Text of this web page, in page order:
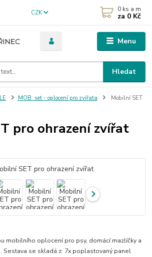
Menu
CZK
Hledat
0 ks a m
za 0 Kč
MOB. set - oplocení pro zvířata
Mobilní SET
pro ohrazení zvířat
mobilního oplocení pro psy, domácí mazlíčky a
Sestava se skladá z: 7x poplastovaný panel